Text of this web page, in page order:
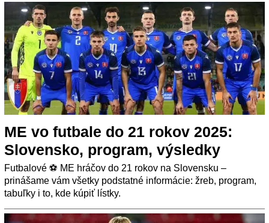
ME vo futbale do 21 rokov 2025:
Slovensko, program, výsledky
Futbalové ⚽ ME hráčov do 21 rokov na Slovensku –
prinášame vám všetky podstatné informácie: žreb, program,
tabuľky i to, kde kúpiť lístky.